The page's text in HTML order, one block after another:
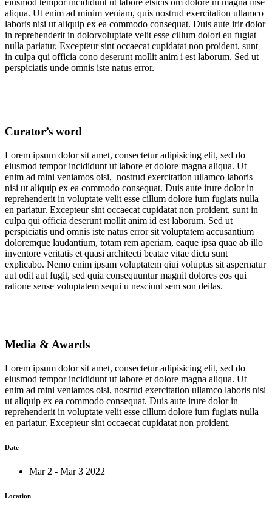
eiusmod tempor incididunt ut labore etsicis om dolore ni magna inse
aliqua. Ut enim ad minim veniam, quis nostrud exercitation ullamco
laboris nisi ut aliquip ex ea commodo consequat. Duis aute irir dolor
in reprehenderit in dolorvoluptate velit esse cillum dolori eu fugiat
nulla pariatur. Excepteur sint occaecat cupidatat non proident, sunt
in culpa qui officia cono deserunt mollit anim i est laborum. Sed ut
perspiciatis unde omnis iste natus error.
Curator’s word
Lorem ipsum dolor sit amet, consectetur adipisicing elit, sed do
eiusmod tempor incididunt ut labore et dolore magna aliqua. Ut
enim ad mini veniamos oisi, nostrud exercitation ullamco laboris
nisi ut aliquip ex ea commodo consequat. Duis aute irure dolor in
reprehenderit in voluptate velit esse cillum dolore ium fugiats nulla
en pariatur. Excepteur sint occaecat cupidatat non proident, sunt in
culpa qui officia deserunt mollit anim id est laborum. Sed ut
perspiciatis und omnis iste natus error sit voluptatem accusantium
doloremque laudantium, totam rem aperiam, eaque ipsa quae ab illo
inventore veritatis et quasi architecti beatae vitae dicta sunt
explicabo. Nemo enim ipsam voluptatem qiui voluptas sit aspernatur
aut odit aut fugit, sed quia consequuntur magnit dolores eos qui
ratione sense voluptatem sequi u nesciunt sem son deilas.
Media & Awards
Lorem ipsum dolor sit amet, consectetur adipisicing elit, sed do
eiusmod tempor incididunt ut labore et dolore magna aliqua. Ut
enim ad mini veniamos oisi, nostrud exercitation ullamco laboris nisi
ut aliquip ex ea commodo consequat. Duis aute irure dolor in
reprehenderit in voluptate velit esse cillum dolore ium fugiats nulla
en pariatur. Excepteur sint occaecat cupidatat non proident.
Date
Mar 2 - Mar 3 2022
Location